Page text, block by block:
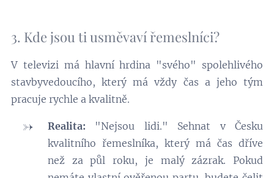
3. Kde jsou ti usměvaví řemeslníci?
V televizi má hlavní hrdina "svého" spolehlivého
stavbyvedoucího, který má vždy čas a jeho tým
pracuje rychle a kvalitně.
Realita: "Nejsou lidi." Sehnat v Česku
kvalitního řemeslníka, který má čas dříve
než za půl roku, je malý zázrak. Pokud